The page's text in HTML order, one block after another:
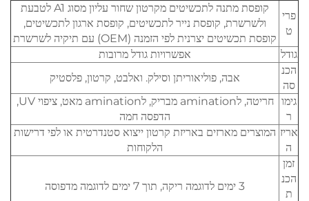
פרי
ט
קופסת מתנה לתכשיטים מקרטון שחור עליון מסוג A1 לטבעת
ולשרשרת, קופסת נייר לתכשיטים, קופסת ארגון לתכשיטים,
קופסת תכשיטים יצרנית לפי הזמנה (OEM) עם תיקיה לשרשרת
גודל
אפשרויות גודל מרובות
הכנ
סה
אבה, פוליאוריתן וסילק. ואלבט, קרטון, פלסטיק
גימו
ר
חריטה, לamination מבריק, לamination מאט, ציפוי UV,
הדפסה חמה
אריז
ה
המוצרים מארזים באריזת קרטון ייצוא סטנדרטית או לפי דרישות
הלקוחות
זמן
הכנ
ת
3 ימים לדוגמה ריקה, תוך 7 ימים לדוגמה מדפוסה